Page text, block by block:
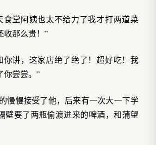
食堂阿姨也太不给力了我才打两道菜
收那么贵！”
你讲，这家店绝了绝了！超好吃！我
你尝尝。”
慢慢接受了他，后来有一次大一下学
壁要了两瓶偷渡进来的啤酒，和蒲望